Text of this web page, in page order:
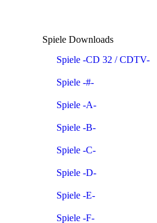
Spiele Downloads
Spiele -CD 32 / CDTV-
Spiele -#-
Spiele -A-
Spiele -B-
Spiele -C-
Spiele -D-
Spiele -E-
Spiele -F-